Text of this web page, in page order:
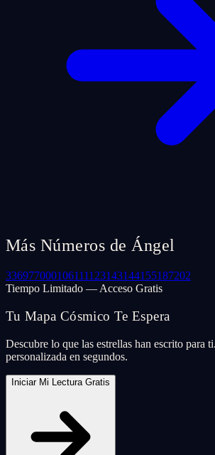
Más Números de Ángel
336977000106111123143144155187202
Tiempo Limitado — Acceso Gratis
Tu Mapa Cósmico Te Espera
Descubre lo que las estrellas han escrito para
personalizada en segundos.
Iniciar Mi Lectura Gratis